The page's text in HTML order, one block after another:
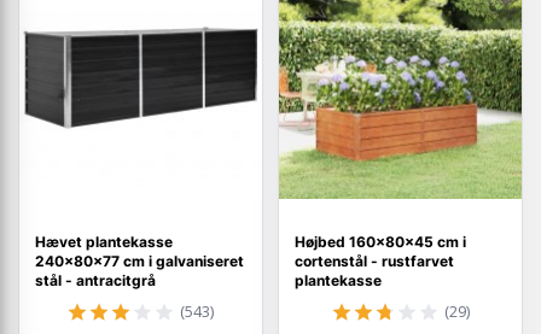
Hævet plantekasse
240×80×77 cm i galvaniseret
stål - antracitgrå
(543)
Højbed 160×80×45 cm i
cortenstål - rustfarvet
plantekasse
(29)